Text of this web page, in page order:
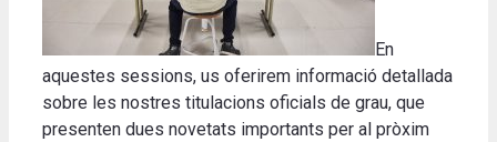
En
aquestes sessions, us oferirem informació detallada
sobre les nostres titulacions oficials de grau, que
presenten dues novetats importants per al pròxim